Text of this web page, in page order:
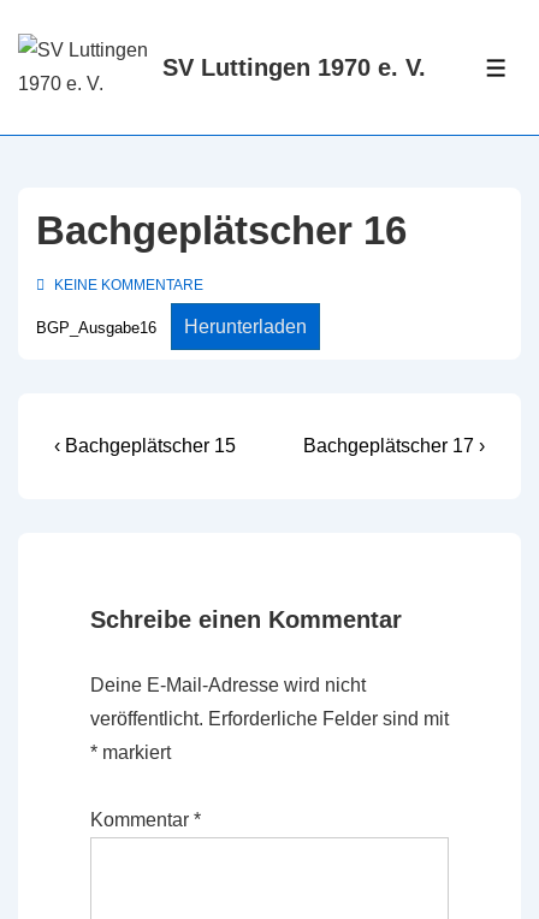
Zum
Inhalt
SV Luttingen 1970 e. V.
Bachgeplätscher 16
KEINE KOMMENTARE
BGP_Ausgabe16 Herunterladen
Beitragsnavigation
Vorheriger
‹ Bachgeplätscher 15
Nächster
Bachgeplätscher 17 ›
Schreibe einen Kommentar
Deine E-Mail-Adresse wird nicht
veröffentlicht. Erforderliche Felder sind mit
* markiert
Kommentar *